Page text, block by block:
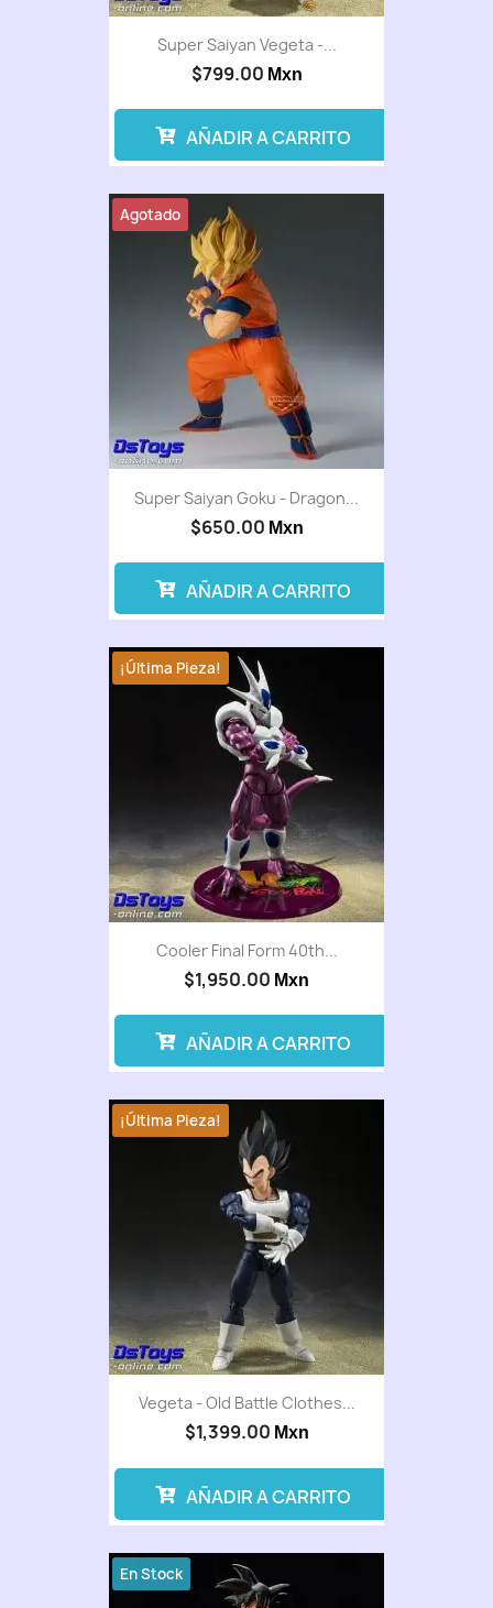
Super Saiyan Vegeta -...
$799.00 Mxn
AÑADIR A CARRITO
Super Saiyan Goku - Dragon...
$650.00 Mxn
Agotado
AÑADIR A CARRITO
Cooler Final Form 40th...
$1,950.00 Mxn
¡Última Pieza!
AÑADIR A CARRITO
Vegeta - Old Battle Clothes...
$1,399.00 Mxn
¡Última Pieza!
AÑADIR A CARRITO
En Stock